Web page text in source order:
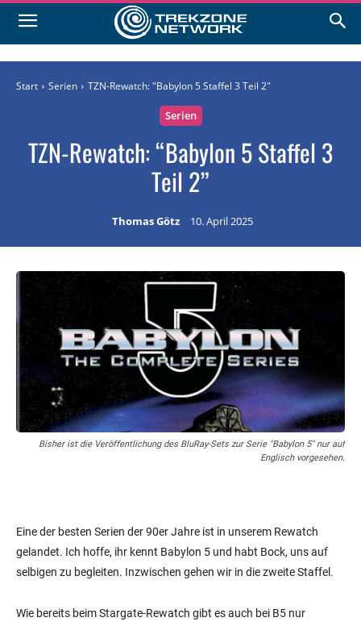
Start Serien TZN-Rewatch: "Babylon 5 Staffel 3 Teil 2"
Serien
TZN-Rewatch: “Babylon 5 Staffel 3
Teil 2”
Thomas Götz 10. April 2025
Bisher ist die Veröffentlichung des BluRay-Sets zur Serie "Babylon 5" nur auf
Englisch vorgesehen.
Eine der besten Serien der 90er Jahre ist in unserem Rewatch
gelandet. Ich hoffe, ihr kennt Babylon 5 und habt Bock, uns auf
selbigen zu begleiten. Inzwischen gehen wir in die zweite Staffel.
Wie bereits beim Stargate-Rewatch gibt es auch bei B5 nur